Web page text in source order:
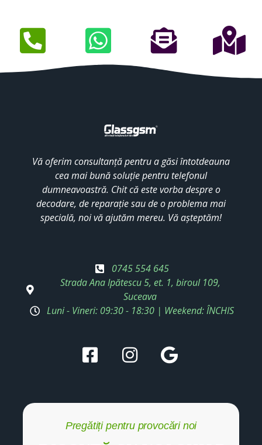
Vă oferim consultanță pentru a găsi întotdeauna
cea mai bună soluție pentru telefonul
dumneavoastră. Chit că este vorba despre o
decodare, de reparație sau de o problema mai
specială, noi vă ajutăm mereu. Vă așteptăm!
0745 554 645
Strada Ana Ipătescu 5, et. 1, biroul 109,
Suceava
Luni - Vineri: 09:30 - 18:30 | Weekend: ÎNCHIS
Pregătiți pentru provocări noi